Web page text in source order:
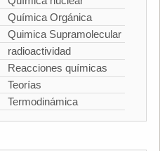
Química Orgánica
Quimica Supramolecular
radioactividad
Reacciones químicas
Teorías
Termodinámica